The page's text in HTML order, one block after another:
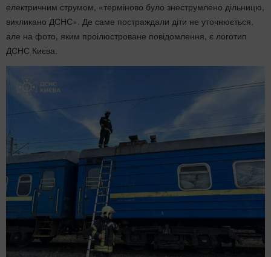
електричним струмом, «терміново було знеструмлено дільницю,
викликано ДСНС». Де саме постраждали діти не уточнюється,
але на фото, яким проілюстроване повідомлення, є логотип
ДСНС Києва.